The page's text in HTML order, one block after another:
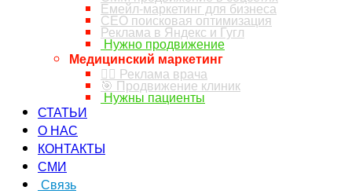
Емейл-маркетинг для бизнеса
СЕО поисковая оптимизация
Реклама в Яндекс и Гугл
Нужно продвижение
Медицинский маркетинг
👨‍⚕️ Реклама врача
🎯 Продвижение клиник
Нужны пациенты
СТАТЬИ
О НАС
КОНТАКТЫ
СМИ
Связь